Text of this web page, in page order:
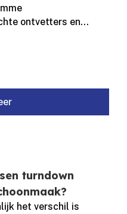
ontvetters en...
turndown
het verschil is